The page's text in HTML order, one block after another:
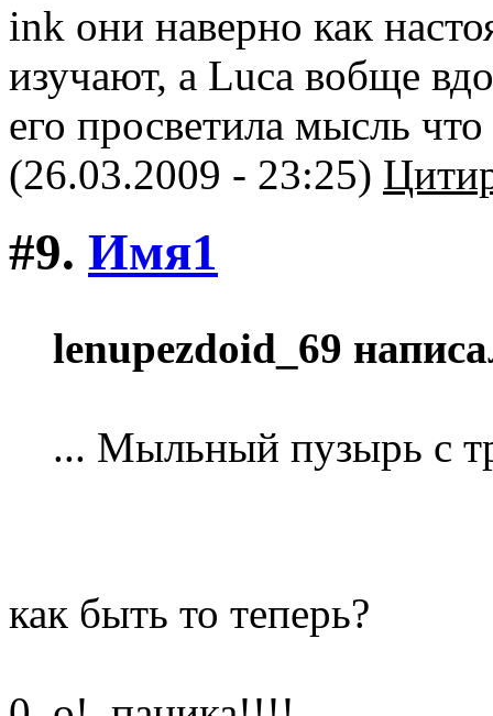
ink они наверно как
изучают, а Luca вобще
его просветила мысль
(26.03.2009 - 23:25)
#9. Имя1
lenupezdoid_69
... Мыльный пузырь с
как быть то теперь?